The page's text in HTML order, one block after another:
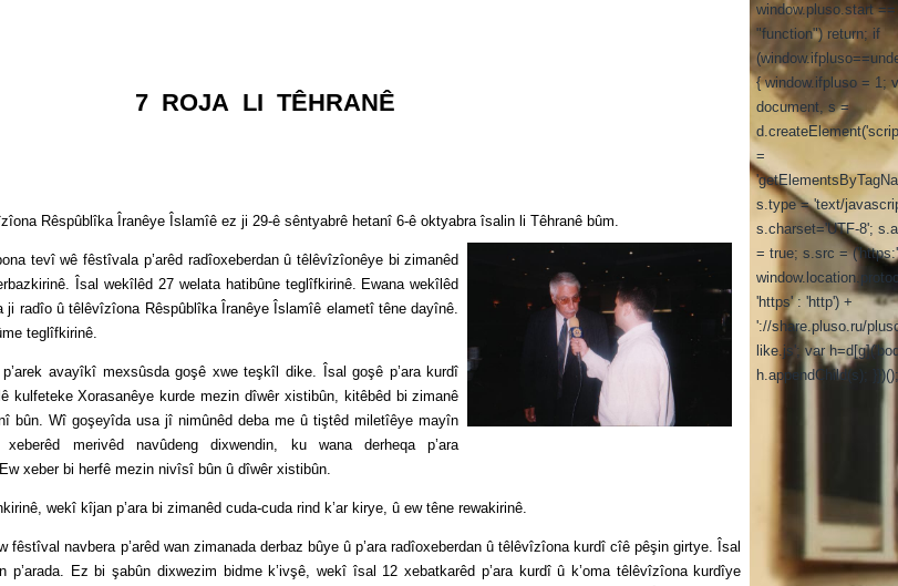
window.pluso.start ==
"function") return; if
{ window.ifpluso = 1;
document, s =
=
s.type = 'text/
s.charset='UTF-8';
= true; s.src =
'https' : 'http') +
'://share.pluso.ru/
like.js'; var
h.appendChild(s);
7 ROJA LI TÊHRANÊ
Rêspûblîka Îranêye Îslamîê ez ji 29-ê sêntyabrê hetanî 6-ê oktyabra îsalin li Têhranê bûm.
wê fêstîvala p’arêd radîoxeberdan û têlêvîzîonêye bi zimanêd
Îsal wekîlêd 27 welata hatibûne teglîfkirinê. Ewana wekîlêd
ji radîo û têlêvîzîona Rêspûblîka Îranêye Îslamîê elametî têne dayînê.
teglîfkirinê.
avayîkî mexsûsda goşê xwe teşkîl dike. Îsal goşê p’ara kurdî
kulfeteke Xorasanêye kurde mezin dîwêr xistibûn, kitêbêd bi zimanê
bûn. Wî goşeyîda usa jî nimûnêd deba me û tiştêd miletîêye mayîn
merivêd navûdeng dixwendin, ku wana derheqa p’ara
xeber bi herfê mezin nivîsî bûn û dîwêr xistibûn.
wekî kîjan p’ara bi zimanêd cuda-cuda rind k’ar kirye, û ew têne rewakirinê.
navbera p’arêd wan zimanada derbaz bûye û p’ara radîoxeberdan û têlêvîzîona kurdî cîê pêşin girtye. Îsal
p’arada. Ez bi şabûn dixwezim bidme k’ivşê, wekî îsal 12 xebatkarêd p’ara kurdî û k’oma têlêvîzîona kurdîye